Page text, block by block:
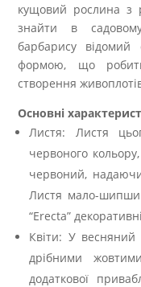
кущовий рослина з
знайти в
барбарису
формою, що
створення
Основні
Листя: Листя
червоного
червоний,
Листя мало-
“Erecta”
Квіти: У весняний
дрібними
додаткової